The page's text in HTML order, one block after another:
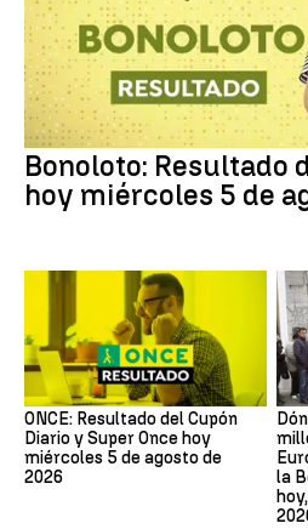
Bonoloto: Resultado
hoy miércoles 5 de
ONCE: Resultado del Cupón
Diario y Super Once hoy
miércoles 5 de agosto de
2026
la